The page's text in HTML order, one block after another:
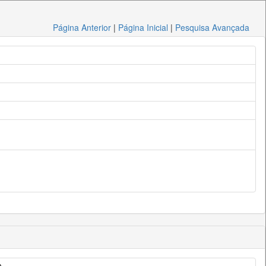
Página Anterior | Página Inicial | Pesquisa Avançada